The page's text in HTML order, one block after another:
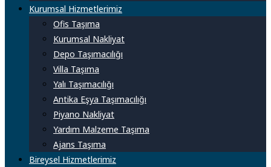
Kurumsal Hizmetlerimiz
Ofis Taşıma
Kurumsal Nakliyat
Depo Taşımacılığı
Villa Taşıma
Yalı Taşımacılığı
Antika Eşya Taşımacılığı
Piyano Nakliyat
Yardım Malzeme Taşıma
Ajans Taşıma
Bireysel Hizmetlerimiz